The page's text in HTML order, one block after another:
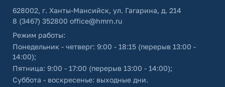
628002, г. Ханты-Мансийск, ул. Гагарина, д. 214
8 (3467) 352800 office@hmrn.ru
Режим работы:
Понедельник - четверг: 9:00 - 18:15 (перерыв 13:00 -
14:00);
Пятница: 9:00 - 17:00 (перерыв 13:00 - 14:00);
Суббота - воскресенье: выходные дни.